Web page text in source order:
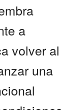
a
volver al
una